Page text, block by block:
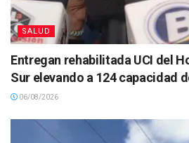
SALUD
Entregan rehabilitada UCI del
Sur elevando a 124 capacidad
06/08/2026